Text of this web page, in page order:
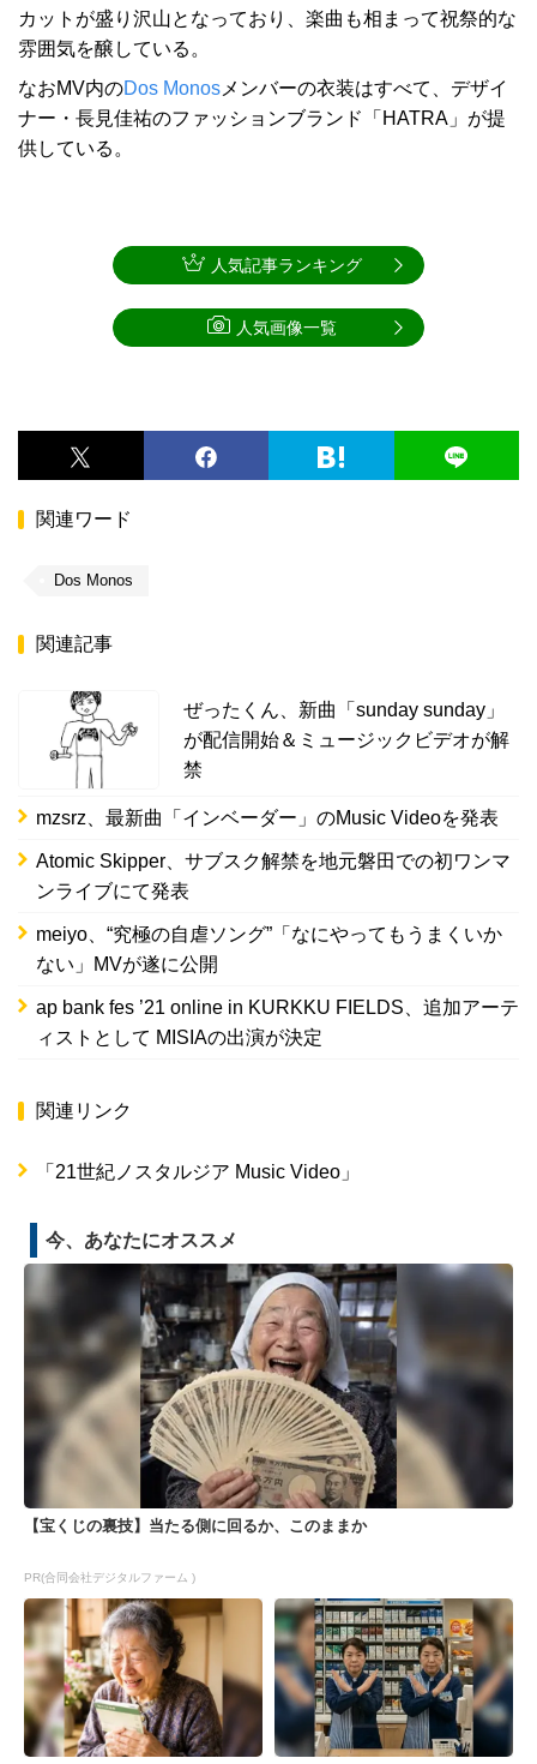
カットが盛り沢山となっており、楽曲も相まって祝祭的な
雰囲気を醸している。
なおMV内のDos Monos メンバーの衣装はすべて、デザイ
ナー・長見佳祐のファッションブランド「HATRA」が提
供している。
関連ワード
Dos Monos
関連記事
ぜったくん、新曲「sunday sunday」
が配信開始＆ミュージックビデオが解
禁
mzsrz、最新曲「インベーダー」のMusic Videoを発表
Atomic Skipper、サブスク解禁を地元磐田での初ワンマ
ンライブにて発表
meiyo、“究極の自虐ソング”「なにやってもうまくいか
ない」MVが遂に公開
ap bank fes ’21 online in KURKKU FIELDS、追加アーテ
ィストとして MISIAの出演が決定
関連リンク
「21世紀ノスタルジア Music Video」
人気記事ランキング
人気画像一覧
今、あなたにオススメ
【宝くじの裏技】当たる側に回るか、このままか
PR(合同会社デジタルファーム )